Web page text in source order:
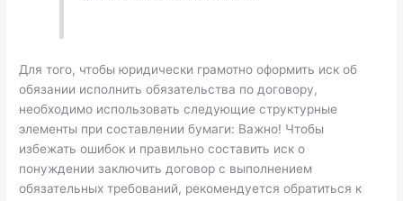
Для того, чтобы юридически грамотно оформить иск об
обязании исполнить обязательства по договору,
необходимо использовать следующие структурные
элементы при составлении бумаги: Важно! Чтобы
избежать ошибок и правильно составить иск о
понуждении заключить договор с выполнением
обязательных требований, рекомендуется обратиться к